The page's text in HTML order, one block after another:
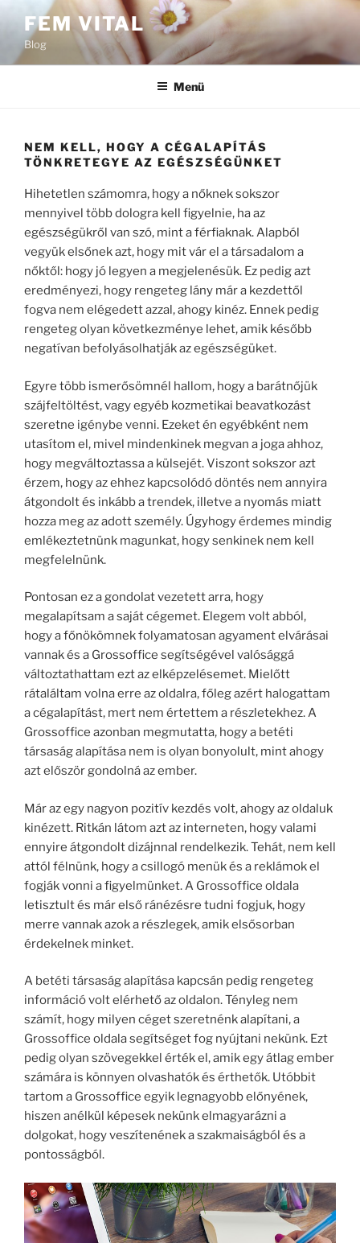
Tartalomhoz
FEM VITAL
Blog
Menü
NEM KELL, HOGY A CÉGALAPÍTÁS
TÖNKRETEGYE AZ EGÉSZSÉGÜNKET
Hihetetlen számomra, hogy a nőknek sokszor
mennyivel több dologra kell figyelnie, ha az
egészségükről van szó, mint a férfiaknak. Alapból
vegyük elsőnek azt, hogy mit vár el a társadalom a
nőktől: hogy jó legyen a megjelenésük. Ez pedig azt
eredményezi, hogy rengeteg lány már a kezdettől
fogva nem elégedett azzal, ahogy kinéz. Ennek pedig
rengeteg olyan következménye lehet, amik később
negatívan befolyásolhatják az egészségüket.
Egyre több ismerősömnél hallom, hogy a barátnőjük
szájfeltöltést, vagy egyéb kozmetikai beavatkozást
szeretne igénybe venni. Ezeket én egyébként nem
utasítom el, mivel mindenkinek megvan a joga ahhoz,
hogy megváltoztassa a külsejét. Viszont sokszor azt
érzem, hogy az ehhez kapcsolódó döntés nem annyira
átgondolt és inkább a trendek, illetve a nyomás miatt
hozza meg az adott személy. Úgyhogy érdemes mindig
emlékeztetnünk magunkat, hogy senkinek nem kell
megfelelnünk.
Pontosan ez a gondolat vezetett arra, hogy
megalapítsam a saját cégemet. Elegem volt abból,
hogy a főnökömnek folyamatosan agyament elvárásai
vannak és a Grossoffice segítségével valósággá
változtathattam ezt az elképzelésemet. Mielőtt
rátaláltam volna erre az oldalra, főleg azért halogattam
a cégalapítást, mert nem értettem a részletekhez. A
Grossoffice azonban megmutatta, hogy a betéti
társaság alapítása nem is olyan bonyolult, mint ahogy
azt először gondolná az ember.
Már az egy nagyon pozitív kezdés volt, ahogy az oldaluk
kinézett. Ritkán látom azt az interneten, hogy valami
ennyire átgondolt dizájnnal rendelkezik. Tehát, nem kell
attól félnünk, hogy a csillogó menük és a reklámok el
fogják vonni a figyelmünket. A Grossoffice oldala
letisztult és már első ránézésre tudni fogjuk, hogy
merre vannak azok a részlegek, amik elsősorban
érdekelnek minket.
A betéti társaság alapítása kapcsán pedig rengeteg
információ volt elérhető az oldalon. Tényleg nem
számít, hogy milyen céget szeretnénk alapítani, a
Grossoffice oldala segítséget fog nyújtani nekünk. Ezt
pedig olyan szövegekkel érték el, amik egy átlag ember
számára is könnyen olvashatók és érthetők. Utóbbit
tartom a Grossoffice egyik legnagyobb előnyének,
hiszen anélkül képesek nekünk elmagyarázni a
dolgokat, hogy veszítenének a szakmaiságból és a
pontosságból.